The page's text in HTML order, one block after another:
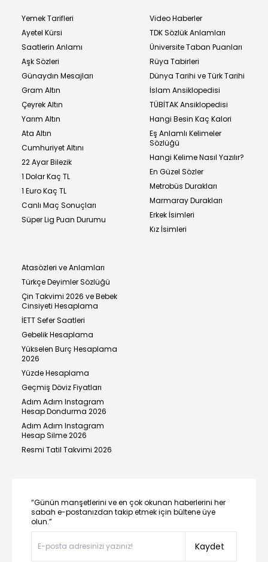
Yemek Tarifleri
Ayetel Kürsi
Saatlerin Anlamı
Aşk Sözleri
Günaydın Mesajları
Gram Altın
Çeyrek Altın
Yarım Altın
Ata Altın
Cumhuriyet Altını
22 Ayar Bilezik
1 Dolar Kaç TL
1 Euro Kaç TL
Canlı Maç Sonuçları
Süper Lig Puan Durumu
Video Haberler
TDK Sözlük Anlamları
Üniversite Taban Puanları
Rüya Tabirleri
Dünya Tarihi ve Türk Tarihi
İslam Ansiklopedisi
TÜBİTAK Ansiklopedisi
Hangi Besin Kaç Kalori
Eş Anlamlı Kelimeler
Sözlüğü
Hangi Kelime Nasıl Yazılır?
En Güzel Sözler
Metrobüs Durakları
Marmaray Durakları
Erkek İsimleri
Kız İsimleri
Atasözleri ve Anlamları
Türkçe Deyimler Sözlüğü
Çin Takvimi 2026 ve Bebek
Cinsiyeti Hesaplama
İETT Sefer Saatleri
Gebelik Hesaplama
Yükselen Burç Hesaplama
2026
Yüzde Hesaplama
Geçmiş Döviz Fiyatları
Adım Adım Instagram
Hesap Dondurma 2026
Adım Adım Instagram
Hesap Silme 2026
Resmi Tatil Takvimi 2026
“Günün manşetlerini ve en çok okunan haberlerini her
sabah e-postanızdan takip etmek için bültene üye
olun.”
Kaydet